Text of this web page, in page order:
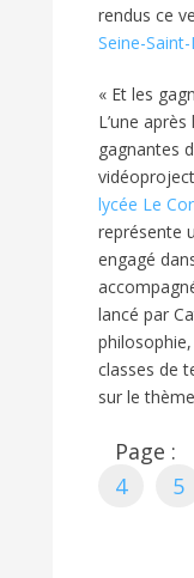
rendus ce
Seine-
« Et les
L’une
gagnantes
lycée Le
représente
engagé
lancé par
classes de
sur le
Page :
4
5